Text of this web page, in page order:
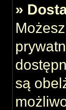
»
są